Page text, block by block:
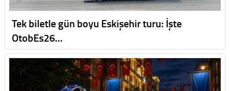
Tek biletle gün boyu Eskişehir turu: İşte
OtobEs26…